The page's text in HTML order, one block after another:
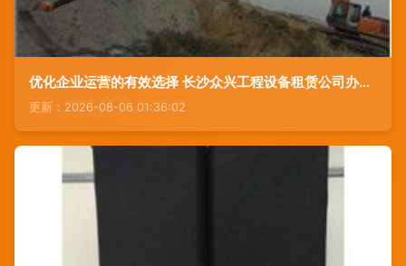
优化企业运营的有效选择 长沙众兴工程设备租赁公司办公设备租赁服务展示
更新：2026-08-06 01:36:02